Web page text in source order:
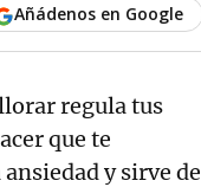
Añádenos en Google
regula tus
que te
y sirve de